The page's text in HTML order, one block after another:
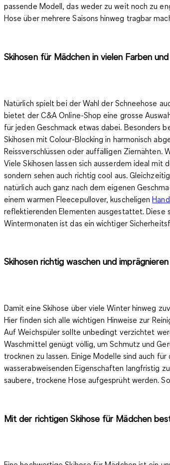
passende Modell, das weder zu weit noch zu
Hose über mehrere Saisons hinweg tragbar
Skihosen für Mädchen in vielen Farben
Natürlich spielt bei der Wahl der Schneehose
bietet der C&A Online-Shop eine grosse
für jeden Geschmack etwas dabei. Besonders
Skihosen mit Colour-Blocking in harmonisch
Reissverschlüssen oder auffälligen Ziernähten.
Viele Skihosen lassen sich ausserdem ideal mit
sondern sehen auch richtig cool aus.
natürlich auch ganz nach dem eigenen
einemwarmen Fleecepullover, kuscheligen
reflektierenden Elementen ausgestattet. Diese
Wintermonaten ist das ein wichtiger
Skihosen richtig waschen und imprägnieren
Damit eine Skihose über viele Winter hinweg
Hier finden sich alle wichtigen Hinweise zur
Auf Weichspüler sollte unbedingt verzichtet
Waschmittel genügt völlig, um Schmutz und
trocknen zu lassen. Einige Modelle sind auch
wasserabweisenden Eigenschaften langfristig
saubere, trockene Hose aufgesprüht werden.
Mit der richtigen Skihose für Mädchen